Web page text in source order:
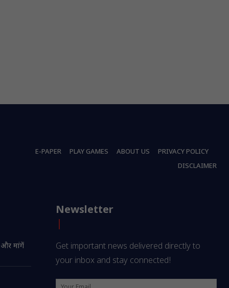
E-PAPER PLAY GAMES ABOUT US
PRIVACY POLICY
DISCLAIMER
और मांगें
Newsletter
Get important news delivered directly to
your inbox and stay connected!